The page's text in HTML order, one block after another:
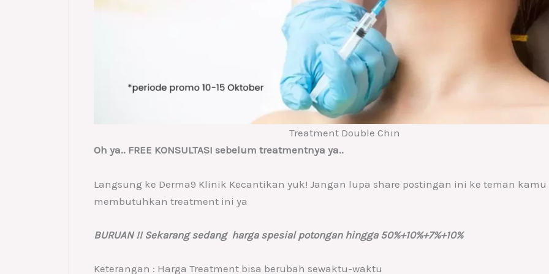
Treatment Double Chin
Oh ya.. FREE KONSULTASI sebelum treatmentnya ya..
Langsung ke Derma9 Klinik Kecantikan yuk! Jangan lupa share postingan ini ke teman kamu
membutuhkan treatment ini ya
BURUAN !! Sekarang sedang harga spesial potongan hingga 50%+10%+7%+10%
Keterangan : Harga Treatment bisa berubah sewaktu-waktu